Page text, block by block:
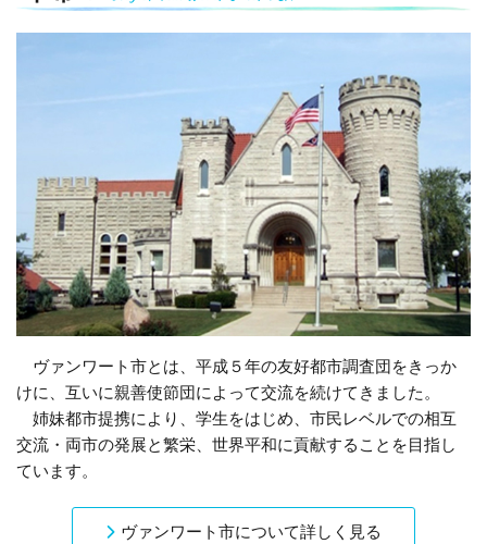
ヴァンワート市とは、平成５年の友好都市調査団をきっか
けに、互いに親善使節団によって交流を続けてきました。
姉妹都市提携により、学生をはじめ、市民レベルでの相互
交流・両市の発展と繁栄、世界平和に貢献することを目指し
ています。
ヴァンワート市について詳しく見る